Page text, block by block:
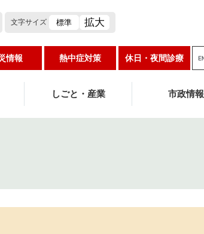
文字サイズ 標準 拡大
情報 熱中症対策 休日・夜間診療
g
e
しごと・産業 市政情報